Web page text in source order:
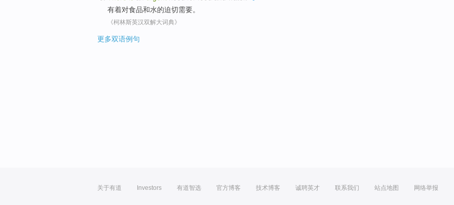
有着对食品和水的迫切需要。
《柯林斯英汉双解大词典》
更多双语例句
关于有道 Investors 有道智选 官方博客 技术博客 诚聘英才 联系我们 站点地图 网络举报